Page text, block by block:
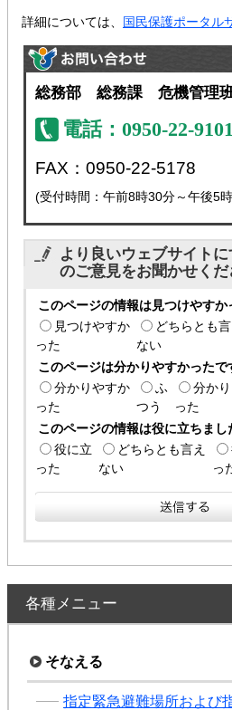
詳細については、 国民保護ポータル
総務部 総務課 危機管理
電話：0950-22-9101
FAX：0950-22-5178
(受付時間：午前8時30分～午後5
より良いウェブサイト
のご意見をお聞かせくだ
このページの情報は見つけやすか
見つけやすか
った
どちらとも言
ない
このページは分かりやすかったで
分かりやすか
った
ふ
つう
分か
った
このページの情報は役に立ちまし
役に立
った
どちらとも言え
ない
っ
各種メニュー
そなえる
指定緊急避難場所および